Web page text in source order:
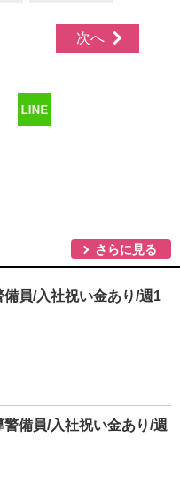
次へ
さらに見る
員/入社祝い金あり/週1
備員/入社祝い金あり/週